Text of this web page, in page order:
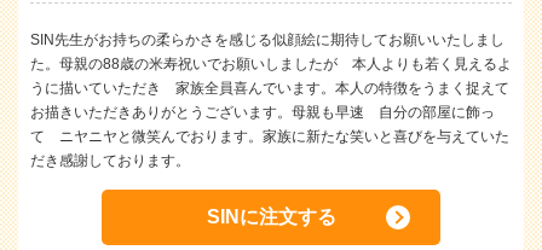
SIN先生がお持ちの柔らかさを感じる似顔絵に期待してお願いいたしまし
た。母親の88歳の米寿祝いでお願いしましたが 本人よりも若く見えるよ
うに描いていただき 家族全員喜んでいます。本人の特徴をうまく捉えて
お描きいただきありがとうございます。母親も早速 自分の部屋に飾っ
て ニヤニヤと微笑んでおります。家族に新たな笑いと喜びを与えていた
だき感謝しております。
SINに注文する